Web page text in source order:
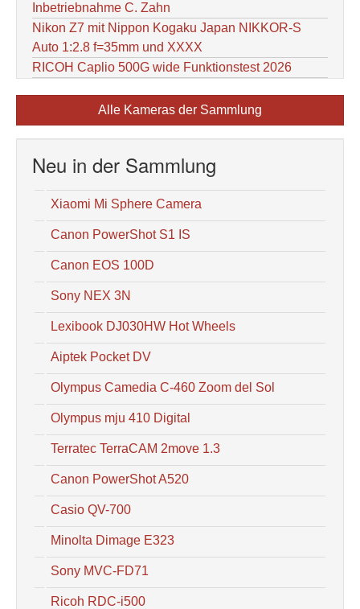
Inbetriebnahme C. Zahn
Nikon Z7 mit Nippon Kogaku Japan NIKKOR-S
Auto 1:2.8 f=35mm und XXXX
RICOH Caplio 500G wide Funktionstest 2026
Alle Kameras der Sammlung
Neu in der Sammlung
Xiaomi Mi Sphere Camera
Canon PowerShot S1 IS
Canon EOS 100D
Sony NEX 3N
Lexibook DJ030HW Hot Wheels
Aiptek Pocket DV
Olympus Camedia C-460 Zoom del Sol
Olympus mju 410 Digital
Terratec TerraCAM 2move 1.3
Canon PowerShot A520
Casio QV-700
Minolta Dimage E323
Sony MVC-FD71
Ricoh RDC-i500